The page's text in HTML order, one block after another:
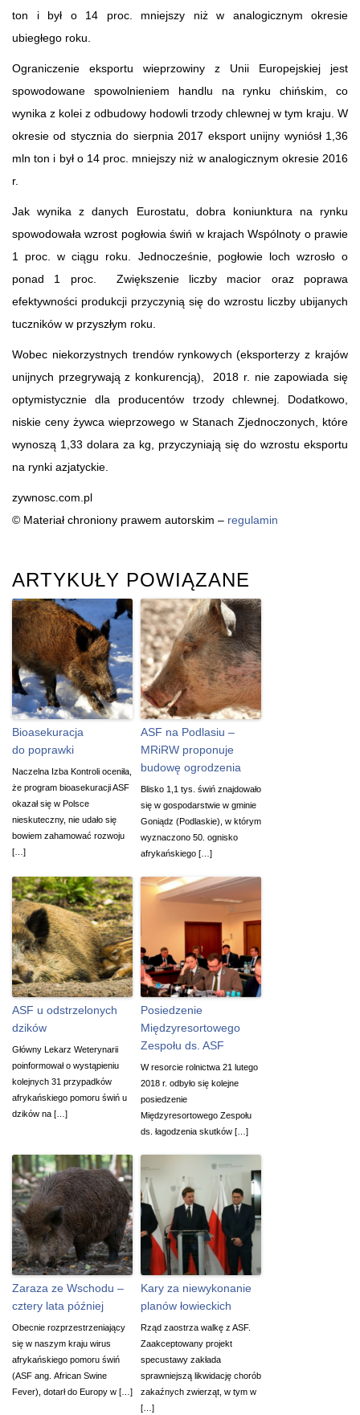
ton i był o 14 proc. mniejszy niż w analogicznym okresie
ubiegłego roku.
Ograniczenie eksportu wieprzowiny z Unii Europejskiej jest
spowodowane spowolnieniem handlu na rynku chińskim, co
wynika z kolei z odbudowy hodowli trzody chlewnej w tym kraju. W
okresie od stycznia do sierpnia 2017 eksport unijny wyniósł 1,36
mln ton i był o 14 proc. mniejszy niż w analogicznym okresie 2016
r.
Jak wynika z danych Eurostatu, dobra koniunktura na rynku
spowodowała wzrost pogłowia świń w krajach Wspólnoty o prawie
1 proc. w ciągu roku. Jednocześnie, pogłowie loch wzrosło o
ponad 1 proc. Zwiększenie liczby macior oraz poprawa
efektywności produkcji przyczynią się do wzrostu liczby ubijanych
tuczników w przyszłym roku.
Wobec niekorzystnych trendów rynkowych (eksporterzy z krajów
unijnych przegrywają z konkurencją), 2018 r. nie zapowiada się
optymistycznie dla producentów trzody chlewnej. Dodatkowo,
niskie ceny żywca wieprzowego w Stanach Zjednoczonych, które
wynoszą 1,33 dolara za kg, przyczyniają się do wzrostu eksportu
na rynki azjatyckie.
zywnosc.com.pl
© Materiał chroniony prawem autorskim – regulamin
ARTYKUŁY POWIĄZANE
Bioasekuracja
do poprawki
Naczelna Izba Kontroli oceniła,
że program bioasekuracji ASF
okazał się w Polsce
nieskuteczny, nie udało się
bowiem zahamować rozwoju
[…]
ASF na Podlasiu –
MRiRW proponuje
budowę ogrodzenia
Blisko 1,1 tys. świń znajdowało
się w gospodarstwie w gminie
Goniądz (Podlaskie), w którym
wyznaczono 50. ognisko
afrykańskiego […]
ASF u odstrzelonych
dzików
Główny Lekarz Weterynarii
poinformował o wystąpieniu
kolejnych 31 przypadków
afrykańskiego pomoru świń u
dzików na […]
Posiedzenie
Międzyresortowego
Zespołu ds. ASF
W resorcie rolnictwa 21 lutego
2018 r. odbyło się kolejne
posiedzenie
Międzyresortowego Zespołu
ds. łagodzenia skutków […]
Zaraza ze Wschodu –
cztery lata później
Obecnie rozprzestrzeniający
się w naszym kraju wirus
afrykańskiego pomoru świń
(ASF ang. African Swine
Fever), dotarł do Europy w […]
Kary za niewykonanie
planów łowieckich
Rząd zaostrza walkę z ASF.
Zaakceptowany projekt
specustawy zakłada
sprawniejszą likwidację chorób
zakaźnych zwierząt, w tym w
[…]